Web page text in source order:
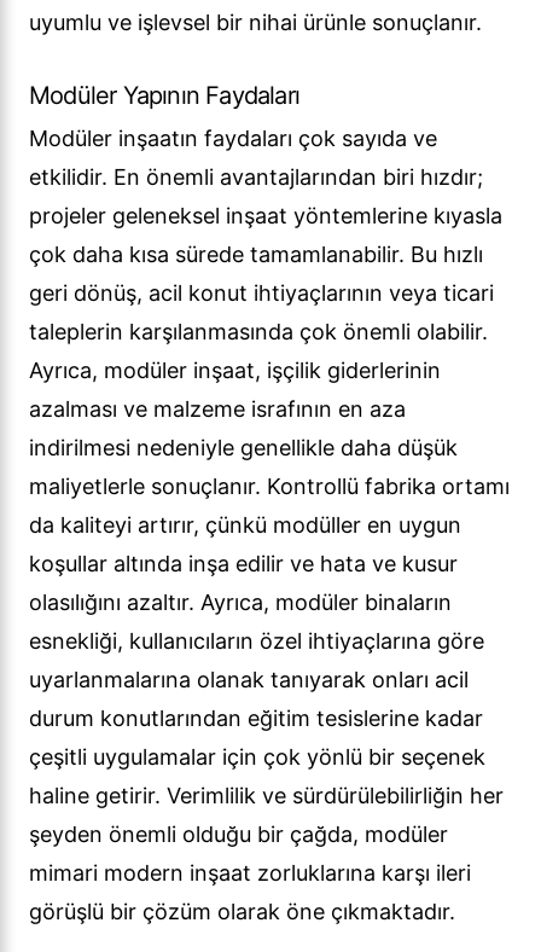
uyumlu ve işlevsel bir nihai ürünle sonuçlanır.
Modüler Yapının Faydaları
Modüler inşaatın faydaları çok sayıda ve
etkilidir. En önemli avantajlarından biri hızdır;
projeler geleneksel inşaat yöntemlerine kıyasla
çok daha kısa sürede tamamlanabilir. Bu hızlı
geri dönüş, acil konut ihtiyaçlarının veya ticari
taleplerin karşılanmasında çok önemli olabilir.
Ayrıca, modüler inşaat, işçilik giderlerinin
azalması ve malzeme israfının en aza
indirilmesi nedeniyle genellikle daha düşük
maliyetlerle sonuçlanır. Kontrollü fabrika ortamı
da kaliteyi artırır, çünkü modüller en uygun
koşullar altında inşa edilir ve hata ve kusur
olasılığını azaltır. Ayrıca, modüler binaların
esnekliği, kullanıcıların özel ihtiyaçlarına göre
uyarlanmalarına olanak tanıyarak onları acil
durum konutlarından eğitim tesislerine kadar
çeşitli uygulamalar için çok yönlü bir seçenek
haline getirir. Verimlilik ve sürdürülebilirliğin her
şeyden önemli olduğu bir çağda, modüler
mimari modern inşaat zorluklarına karşı ileri
görüşlü bir çözüm olarak öne çıkmaktadır.